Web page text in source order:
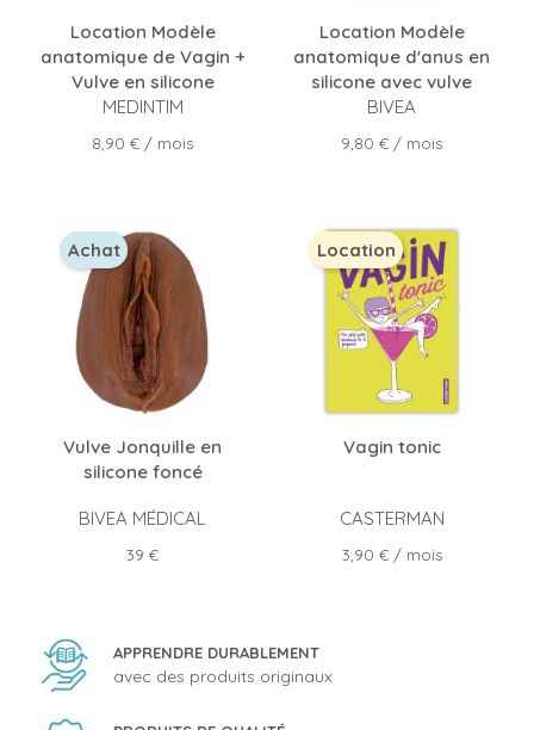
Location Modèle
anatomique de Vagin +
Vulve en silicone
MEDINTIM
Prix
8,90 € / mois
Location Modèle
anatomique d'anus en
silicone avec vulve
BIVEA
Prix
9,80 € / mois
Vulve Jonquille en
silicone foncé
BIVEA MÉDICAL
Prix
39 €
Achat
Vagin tonic
CASTERMAN
Prix
3,90 €/ mois
Location
APPRENDRE DURABLEMENT
avec des produits originaux